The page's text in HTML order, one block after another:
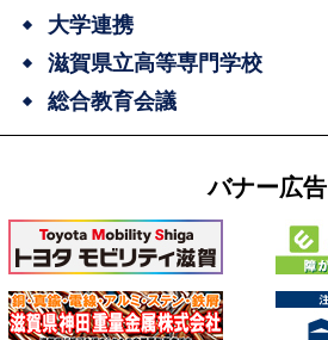
大学連携
滋賀県立高等専門学校
総合教育会議
バナー広告